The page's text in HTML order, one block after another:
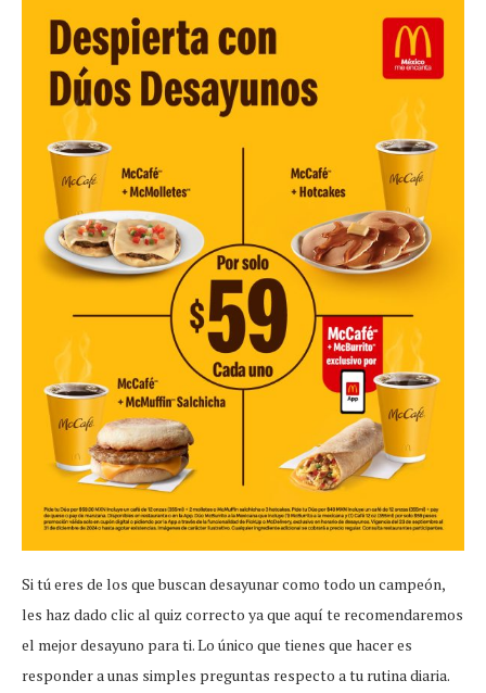
Si tú eres de los que buscan desayunar como todo un campeón,
les haz dado clic al quiz correcto ya que aquí te recomendaremos
el mejor desayuno para ti. Lo único que tienes que hacer es
responder a unas simples preguntas respecto a tu rutina diaria.